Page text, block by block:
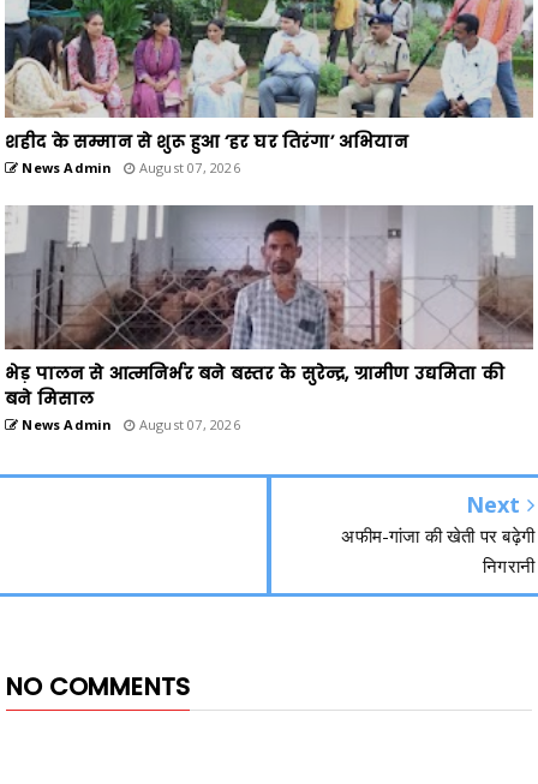
शहीद के सम्मान से शुरू हुआ ‘हर घर तिरंगा’ अभियान
News Admin August 07, 2026
भेड़ पालन से आत्मनिर्भर बने बस्तर के सुरेन्द्र, ग्रामीण उद्यमिता की
बने मिसाल
News Admin August 07, 2026
Next
अफीम-गांजा की खेती पर बढ़ेगी
निगरानी
NO COMMENTS